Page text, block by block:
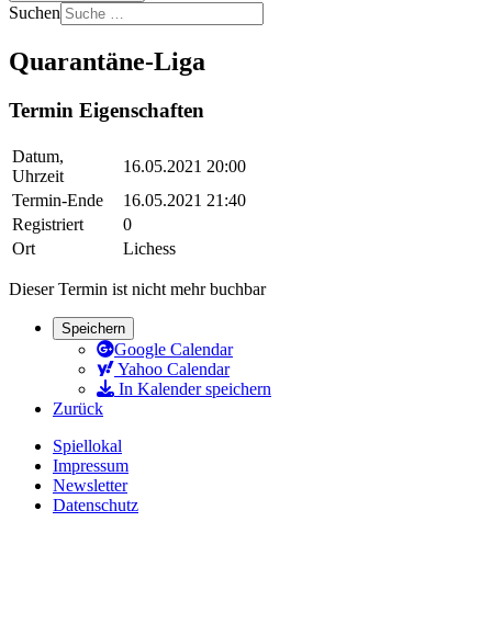
Suchen
Quarantäne-Liga
Termin Eigenschaften
Datum,
Uhrzeit
16.05.2021 20:00
Termin-Ende
16.05.2021 21:40
Registriert
0
Ort
Lichess
Dieser Termin ist nicht mehr buchbar
Speichern
Google Calendar
Yahoo Calendar
In Kalender speichern
Zurück
Spiellokal
Impressum
Newsletter
Datenschutz